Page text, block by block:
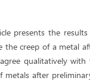
presents the
the creep of a metal
qualitatively
metals after